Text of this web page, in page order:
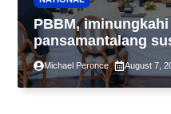
PBBM,
pansamantalang
pagpapatupad ng
and Assessment
Michael Peronce August 7,